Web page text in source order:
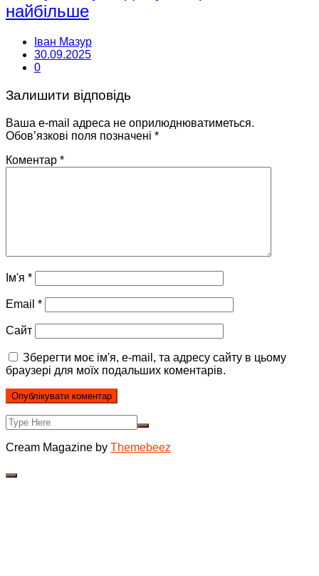
найбільше
Іван Мазур
30.09.2025
0
Залишити відповідь
Ваша e-mail адреса не оприлюднюватиметься.
Обов’язкові поля позначені *
Коментар *
Ім'я *
Email *
Сайт
Зберегти моє ім'я, e-mail, та адресу сайту в цьому
браузері для моїх подальших коментарів.
Cream Magazine by Themebeez